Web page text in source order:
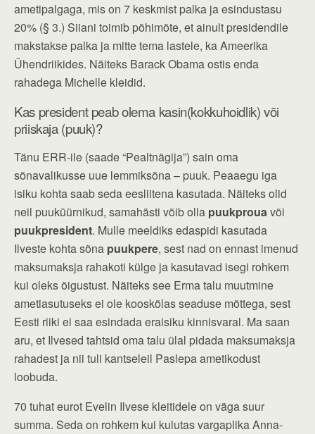
ametipalgaga, mis on 7 keskmist palka ja esindustasu
20% (§ 3.) Siiani toimib põhimõte, et ainult presidendile
makstakse palka ja mitte tema lastele, ka Ameerika
Ühendriikides. Näiteks Barack Obama ostis enda
rahadega Michelle kleidid.
Kas president peab olema kasin(kokkuhoidlik) või
priiskaja (puuk)?
Tänu ERR-ile (saade “Pealtnägija”) sain oma
sõnavalikusse uue lemmiksõna – puuk. Peaaegu iga
isiku kohta saab seda eesliitena kasutada. Näiteks olid
neil puuküürnikud, samahästi võib olla puukprouavõi
puukpresident. Mulle meeldiks edaspidi kasutada
Ilveste kohta sõna puukpere, sest nad on ennast imenud
maksumaksja rahakoti külge ja kasutavad isegi rohkem
kui oleks õigustust. Näiteks see Erma talu muutmine
ametiasutuseks ei ole kooskõlas seaduse mõttega, sest
Eesti riiki ei saa esindada eraisiku kinnisvaral. Ma saan
aru, et Ilvesed tahtsid oma talu ülal pidada maksumaksja
rahadest ja nii tuli kantseleil Paslepa ametikodust
loobuda.
70 tuhat eurot Evelin Ilvese kleitidele on väga suur
summa. Seda on rohkem kui kulutas vargaplika Anna-